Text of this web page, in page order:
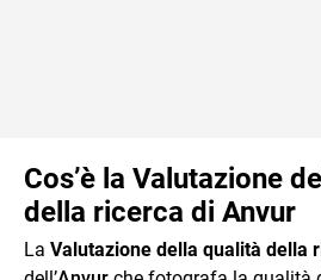
Cos’è la Valutazione
della ricerca di Anvur
La Valutazione della qualità della